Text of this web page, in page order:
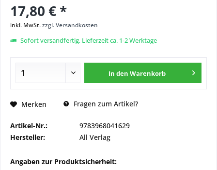
17,80 € *
inkl. MwSt.zzgl. Versandkosten
Sofort versandfertig, Lieferzeit ca. 1-2 Werktage
In den Warenkorb
Merken Fragen zum Artikel?
Artikel-Nr.:
9783968041629
Hersteller:
All Verlag
Angaben zur Produktsicherheit: